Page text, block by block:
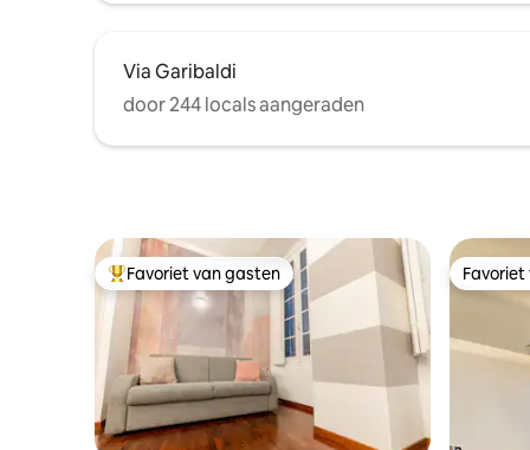
Via Garibaldi
door 244 locals aangeraden
Topfavoriet van gasten
Favoriet van gasten